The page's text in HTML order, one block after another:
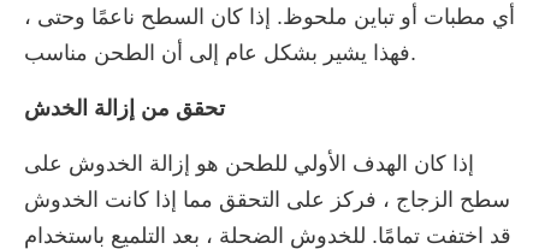
أي مطبات أو تباين ملحوظ. إذا كان السطح ناعمًا وحتى ،
فهذا يشير بشكل عام إلى أن الطحن مناسب.
تحقق من إزالة الخدش
إذا كان الهدف الأولي للطحن هو إزالة الخدوش على
سطح الزجاج ، فركز على التحقق مما إذا كانت الخدوش
قد اختفت تمامًا. للخدوش الضحلة ، بعد التلميع باستخدام